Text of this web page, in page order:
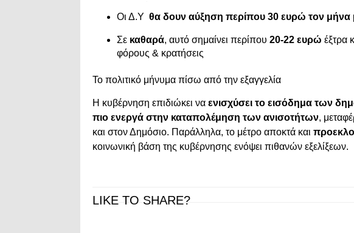
Οι Δ.Υ θα δουν αύξηση περίπου 30 ευρώ τον μήνα
Σε καθαρά, αυτό σημαίνει περίπου 20-22 ευρώ έξτρα
φόρους & κρατήσεις
Το πολιτικό μήνυμα πίσω από την εξαγγελία
Η κυβέρνηση επιδιώκει να ενισχύσει το εισόδημα των
πιο ενεργά στην καταπολέμηση των ανισοτήτων,
και στον Δημόσιο. Παράλληλα, το μέτρο αποκτά και
κοινωνική βάση της κυβέρνησης ενόψει πιθανών εξελίξεων.
LIKE TO SHARE?